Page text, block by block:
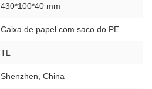
430*100*40 mm
Caixa de papel com saco do PE
TL
Shenzhen, China